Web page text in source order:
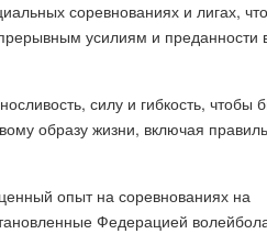
соревнованиях и лигах,
усилиям и преданности
силу и гибкость, чтобы
образу жизни, включая
опыт на соревнованиях на
Федерацией